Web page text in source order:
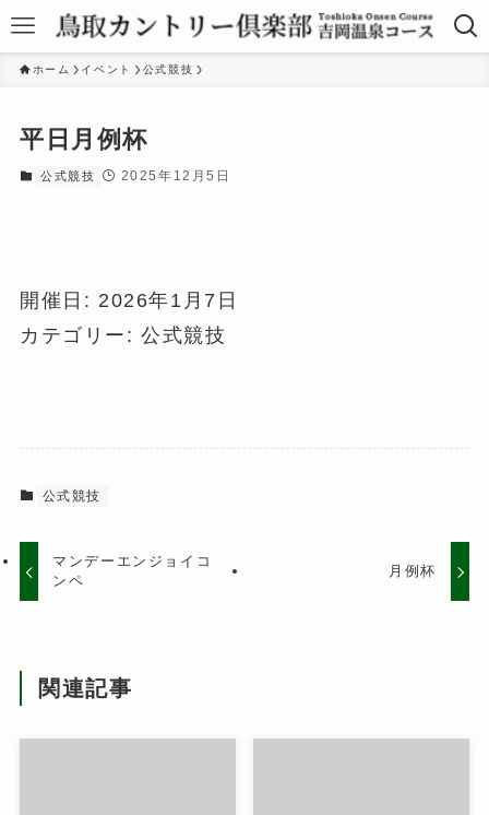
ホーム イベント 公式競技
平日月例杯
公式競技 2025年12月5日
開催日: 2026年1月7日
カテゴリー:公式競技
公式競技
マンデーエンジョイコ
ンペ
月例杯
関連記事